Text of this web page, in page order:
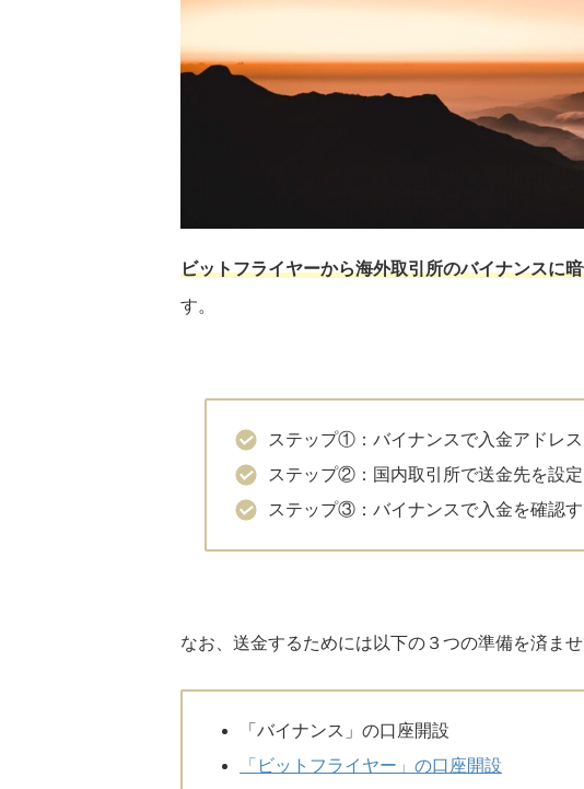
ビットフライヤーから海外取引所のバイナンスに
す。
ステップ①：バイナンスで入金アドレ
ステップ②：国内取引所で送金先を設定
ステップ③：バイナンスで入金を確認す
なお、送金するためには以下の３つの準備を済ませ
「バイナンス」の口座開設
「ビットフライヤー」の口座開設